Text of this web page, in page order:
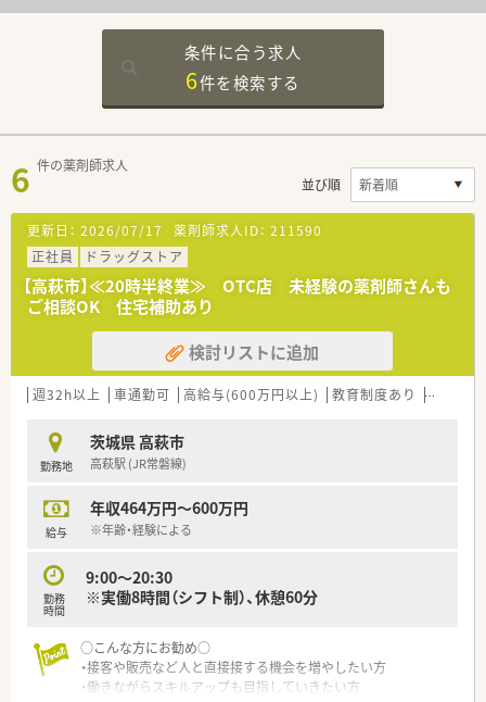
条件に合う求人
6件を検索する
6 件の薬剤師求人
並び順
更新日： 2026/07/17 薬剤師求人ID： 211590
正社員
ドラッグストア
【高萩市】≪20時半終業≫ OTC店 未経験の薬剤師さんも
ご相談OK 住宅補助あり
検討リストに追加
週32h以上 車通勤可 高給与(600万円以上) 教育制度あり シフト制
勤務地
茨城県 高萩市
高萩駅 (JR常磐線)
給与
年収464万円～600万円
※年齢・経験による
勤務
時間
9:00～20:30
※実働8時間（シフト制）、休憩60分
○こんな方にお勧め○
・接客や販売など人と直接接する機会を増やしたい方
・働きながらスキルアップも目指していきたい方